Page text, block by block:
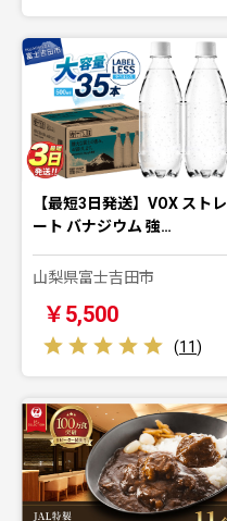
【最短3日発送】VOX ストレ
ート バナジウム 強…
山梨県富士吉田市
￥5,500
(11)